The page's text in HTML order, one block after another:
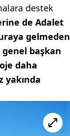
destek
de Adalet
gelmeden
genel başkan
daha
yakında